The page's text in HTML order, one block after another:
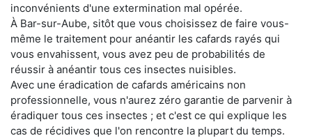
inconvénients d'une extermination mal opérée.
À Bar-sur-Aube, sitôt que vous choisissez de faire vous-
même le traitement pour anéantir les cafards rayés qui
vous envahissent, vous avez peu de probabilités de
réussir à anéantir tous ces insectes nuisibles.
Avec une éradication de cafards américains non
professionnelle, vous n'aurez zéro garantie de parvenir à
éradiquer tous ces insectes ; et c'est ce qui explique les
cas de récidives que l'on rencontre la plupart du temps.